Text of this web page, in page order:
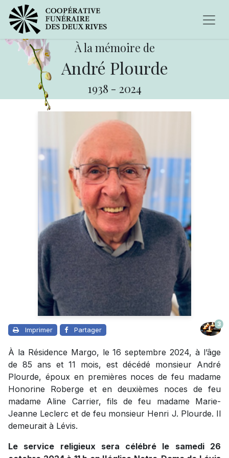
À la mémoire de
André Plourde
1938 - 2024
Imprimer Partager
3
À la Résidence Margo, le 16 septembre 2024, à l’âge
de 85 ans et 11 mois, est décédé monsieur André
Plourde, époux en premières noces de feu madame
Honorine Roberge et en deuxièmes noces de feu
madame Aline Carrier, fils de feu madame Marie-
Jeanne Leclerc et de feu monsieur Henri J. Plourde. Il
demeurait à Lévis.
Le service religieux sera célébré le samedi 26